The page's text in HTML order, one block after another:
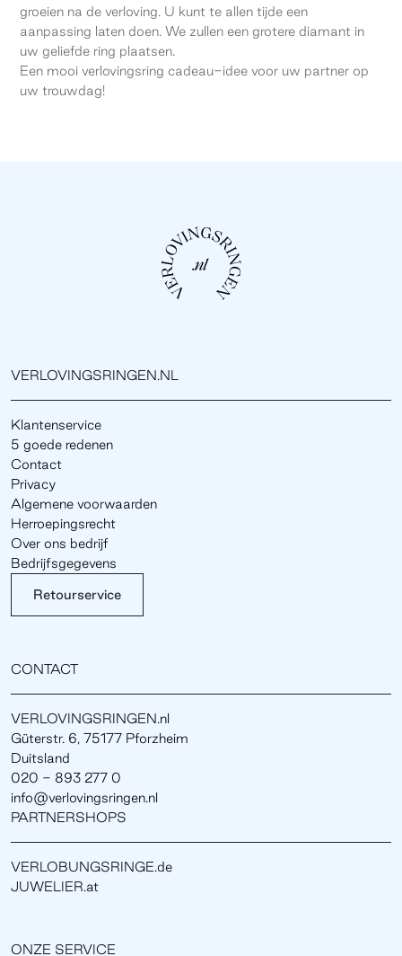
groeien na de verloving. U kunt te allen tijde een
aanpassing laten doen. We zullen een grotere diamant in
uw geliefde ring plaatsen.
Een mooi verlovingsring cadeau-idee voor uw partner op
uw trouwdag!
VERLOVINGSRINGEN.NL
Klantenservice
5 goede redenen
Contact
Privacy
Algemene voorwaarden
Herroepingsrecht
Over ons bedrijf
Bedrijfsgegevens
Retourservice
CONTACT
VERLOVINGSRINGEN.nl
Güterstr. 6, 75177 Pforzheim
Duitsland
020 - 893 277 0
info@verlovingsringen.nl
PARTNERSHOPS
VERLOBUNGSRINGE.de
JUWELIER.at
ONZE SERVICE